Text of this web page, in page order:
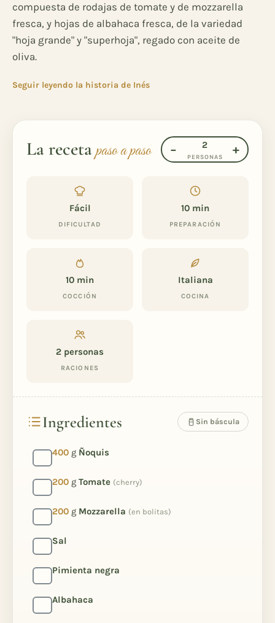
compuesta de rodajas de tomate y de mozzarella
fresca, y hojas de albahaca fresca, de la variedad
"hoja grande" y "superhoja", regado con aceite de
oliva.
Seguir leyendo la historia de Inés
La recetapaso a paso − 2
PERSONAS
+
Fácil
DIFICULTAD
10 min
PREPARACIÓN
10 min
COCCIÓN
Italiana
COCINA
2 personas
RACIONES
Ingredientes Sin báscula
400 g Ñoquis
200 g Tomate (cherry)
200 g Mozzarella (en bolitas)
Sal
Pimienta negra
Albahaca